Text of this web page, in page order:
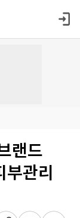
랜드
관리